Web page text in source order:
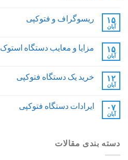
۱۵
آبان
ریسوگراف و فتوکپی
۱۵
آبان
مزایا و معایب دستگاه استوک
۱۲
آبان
خرید یک دستگاه فتوکپی
۰۷
آبان
ایرادات دستگاه فتوکپی
دسته بندی مقالات